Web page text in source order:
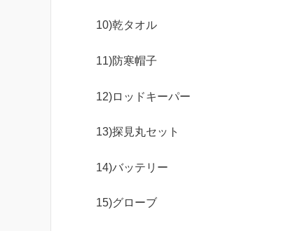
10)乾タオル
11)防寒帽子
12)ロッドキーパー
13)探見丸セット
14)バッテリー
15)グローブ